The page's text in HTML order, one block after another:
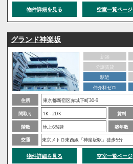
物件詳細を見る 空室一覧ページ
グランド神楽坂
新築
分譲賃貸
駅近
仲介料ゼロ
住所
東京都新宿区赤城下町30-9
間取り
1K - 2DK 賃料
階数
地上6階建 築年数
交通
東京メトロ東西線「神楽坂駅」徒歩5分
物件詳細を見る 空室一覧ページ